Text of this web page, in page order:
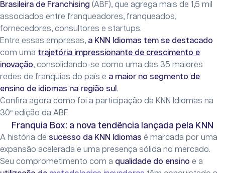
Brasileira de Franchising (ABF), que agrega mais de 1,5 mil
associados entre franqueadores, franqueados,
fornecedores, consultores e startups.
Entre essas empresas, a KNN Idiomas tem se destacado
com uma trajetória impressionante de crescimento e
inovação, consolidando-se como uma das 35 maiores
redes de franquias do país e a maior no segmento de
ensino de idiomas na região sul .
Confira agora como foi a participação da KNN Idiomas na
30ª edição da ABF.
Franquia Box: a nova tendência lançada pela KNN
A história de sucesso da KNN Idiomas é marcada por uma
expansão acelerada e uma presença sólida no mercado.
Seu comprometimento com a qualidade do ensino e a